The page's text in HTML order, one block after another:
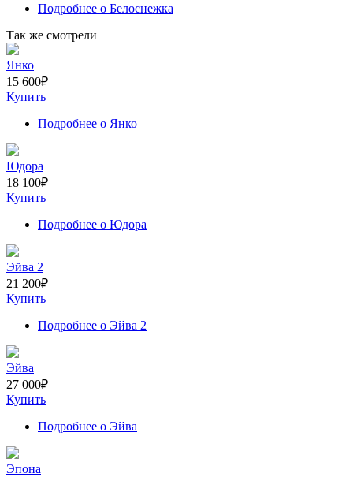
Подробнее о Белоснежка
Так же смотрели
Янко
15 600₽
Купить
Подробнее о Янко
Юдора
18 100₽
Купить
Подробнее о Юдора
Эйва 2
21 200₽
Купить
Подробнее о Эйва 2
Эйва
27 000₽
Купить
Подробнее о Эйва
Эпона